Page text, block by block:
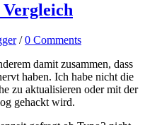
/0 Comments
damit zusammen, dass
haben. Ich habe nicht die
zu aktualisieren oder mit der
gehackt wird.